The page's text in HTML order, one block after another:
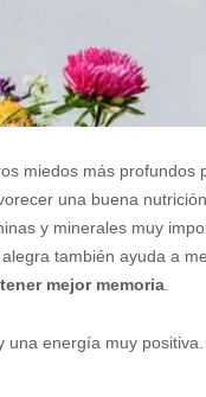
miedos más profundos
una buena
y minerales muy
también ayuda a
mejor memoria
una energía muy positiva.